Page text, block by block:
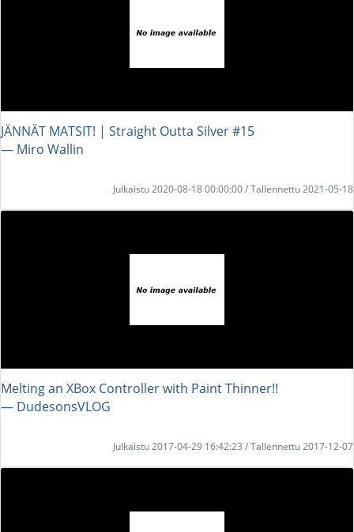
JÄNNÄT MATSIT! | Straight Outta Silver #15
― Miro Wallin
Julkaistu 2020-08-18 00:00:00 / Tallennettu 2021-05-18
Melting an XBox Controller with Paint Thinner!!
― DudesonsVLOG
Julkaistu 2017-04-29 16:42:23 / Tallennettu 2017-12-07